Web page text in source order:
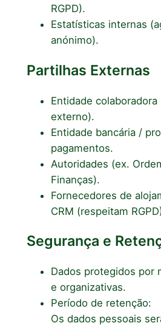
RGPD).
Estatísticas internas
anónimo).
Partilhas Externas
Entidade
externo).
Entidade bancária /
pagamentos.
Autoridades (ex.
Finanças).
Fornecedores de
CRM (respeitam
Segurança e
Dados protegidos por
e organizativas.
Período de retenção:
Os dados pessoais